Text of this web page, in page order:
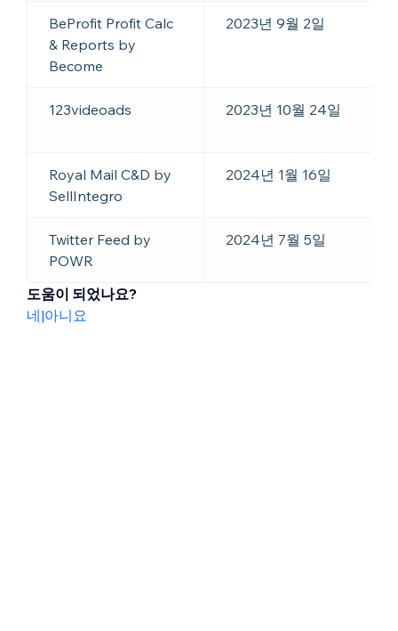
BeProfit Profit Calc
& Reports by
Become
2023년 9월 2일
123videoads 2023년 10월 24일
Royal Mail C&D by
SellIntegro
2024년 1월 16일
Twitter Feed by
POWR
2024년 7월 5일
도움이 되었나요?
네|아니요